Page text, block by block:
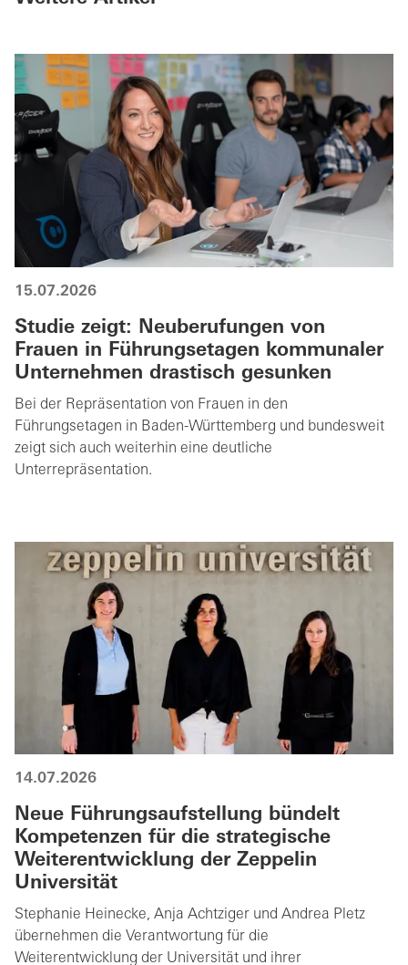
15.07.2026
Studie zeigt: Neuberufungen von
Frauen in Führungsetagen kommunaler
Unternehmen drastisch gesunken
Bei der Repräsentation von Frauen in den
Führungsetagen in Baden-Württemberg und bundesweit
zeigt sich auch weiterhin eine deutliche
Unterrepräsentation.
14.07.2026
Neue Führungsaufstellung bündelt
Kompetenzen für die strategische
Weiterentwicklung der Zeppelin
Universität
Stephanie Heinecke, Anja Achtziger und Andrea Pletz
übernehmen die Verantwortung für die
Weiterentwicklung der Universität und ihrer